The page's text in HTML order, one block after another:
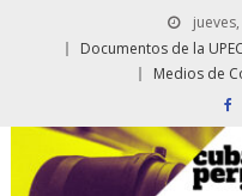
Documentos de la UPEC
Medios de